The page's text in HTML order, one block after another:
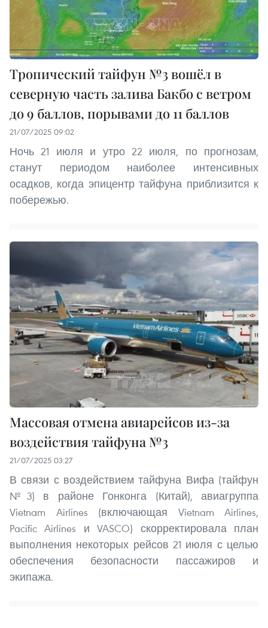
Тропический тайфун №3 вошёл в
северную часть залива Бакбо с ветром
до 9 баллов, порывами до 11 баллов
21/07/2025 09:02
Ночь 21 июля и утро 22 июля, по прогнозам,
станут периодом наиболее интенсивных
осадков, когда эпицентр тайфуна приблизится к
побережью.
Массовая отмена авиарейсов из-за
воздействия тайфуна №3
21/07/2025 03:27
В связи с воздействием тайфуна Вифа (тайфун
№3) в районе Гонконга (Китай), авиагруппа
Vietnam Airlines (включающая Vietnam Airlines,
Pacific Airlines и VASCO) скорректировала план
выполнения некоторых рейсов 21 июля с целью
обеспечения безопасности пассажиров и
экипажа.